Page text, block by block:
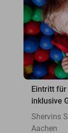
Eintritt
inklusive
Shervins
Aachen